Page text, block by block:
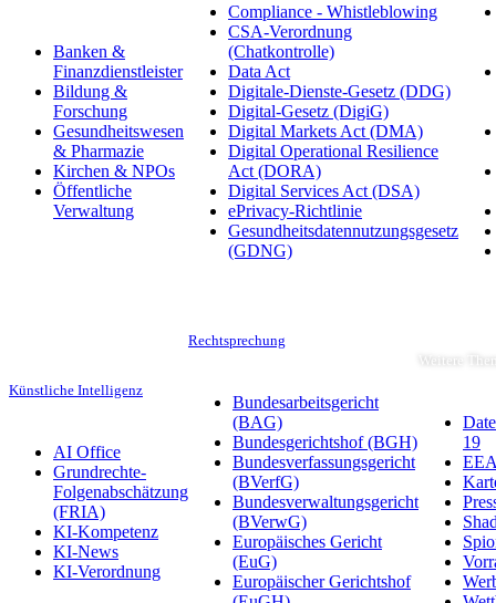
Banken &
Finanzdienstleister
Bildung &
Forschung
Gesundheitswesen
& Pharmazie
Kirchen & NPOs
Öffentliche
Verwaltung
Compliance - Whistleblowing
CSA-Verordnung
(Chatkontrolle)
Data Act
Digitale-Dienste-Gesetz (DDG)
Digital-Gesetz (DigiG)
Digital Markets Act (DMA)
Digital Operational Resilience
Act (DORA)
Digital Services Act (DSA)
ePrivacy-Richtlinie
Gesundheitsdatennutzungsgesetz
(GDNG)
Künstliche Intelligenz
AI Office
Grundrechte-
Folgenabschätzung
(FRIA)
KI-Kompetenz
KI-News
KI-Verordnung
Rechtsprechung
Bundesarbeitsgericht
(BAG)
Bundesgerichtshof (BGH)
Bundesverfassungsgericht
(BVerfG)
Bundesverwaltungsgericht
(BVerwG)
Europäisches Gericht
(EuG)
Europäischer Gerichtshof
Weitere
19